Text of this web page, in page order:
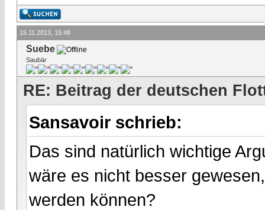
15.11.2013, 15:48
Suebe
Saubär
RE: Beitrag der deutschen
Sansavoir schrieb:
Das sind natürlich wichtige
wäre es nicht besser
werden können?